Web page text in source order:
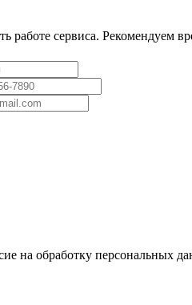
работе сервиса. Рекомендуем
на обработку персональных